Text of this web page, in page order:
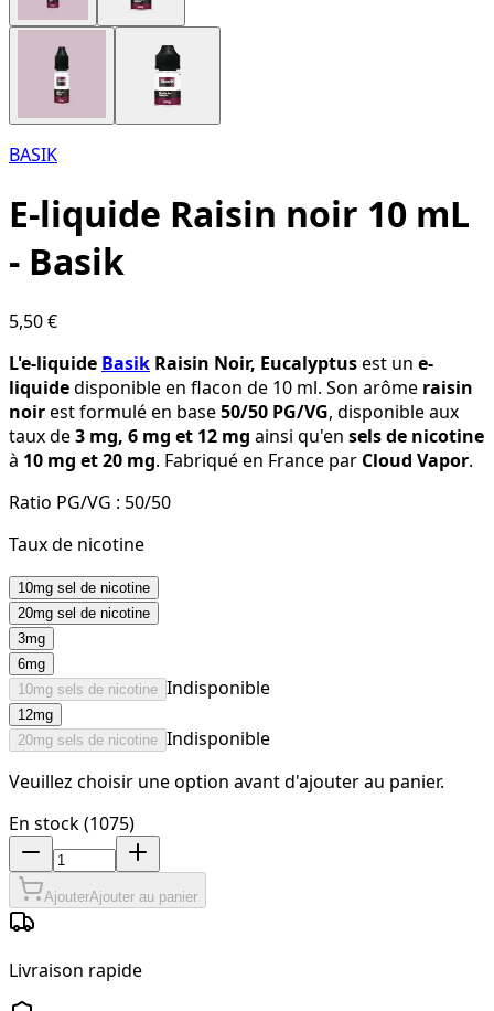
BASIK
E-liquide Raisin noir 10 mL
- Basik
5,50 €
L'e-liquide Basik Raisin Noir, Eucalyptusest un e-
liquidedisponible en flacon de 10 ml. Son arôme raisin
noirest formulé en base50/50 PG/VG, disponible aux
taux de3 mg, 6 mg et 12 mg ainsi qu'en sels de nicotine
à 10 mg et 20 mg. Fabriqué en France par Cloud Vapor.
Ratio PG/VG : 50/50
Taux de nicotine
10mg sel de nicotine
20mg sel de nicotine
3mg
6mg
10mg sels de nicotine Indisponible
12mg
20mg sels de nicotine Indisponible
Veuillez choisir une option avant d'ajouter au panier.
En stock (1075)
AjouterAjouter au panier
Livraison rapide